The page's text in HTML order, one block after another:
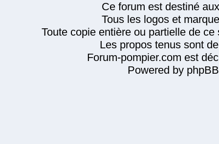
Ce forum est destiné
Tous les logos et
Toute copie entière ou partielle de
Les propos tenus sont
Forum-pompier.com est
Powered by